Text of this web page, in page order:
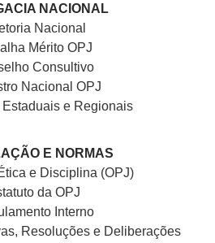
NACIONAL
Nacional
Mérito OPJ
Consultivo
Nacional OPJ
e Regionais
E NORMAS
e Disciplina (OPJ)
da OPJ
Interno
Resoluções e Deliberações